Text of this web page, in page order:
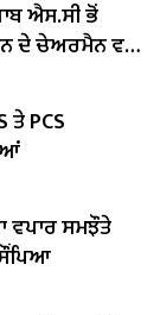
ਐਸ.ਸੀ ਭੋਂ
ਦੇ ਚੇਅਰਮੈਨ ਵਜੋਂ
PCS
ਵਪਾਰ ਸਮਝੌਤੇ